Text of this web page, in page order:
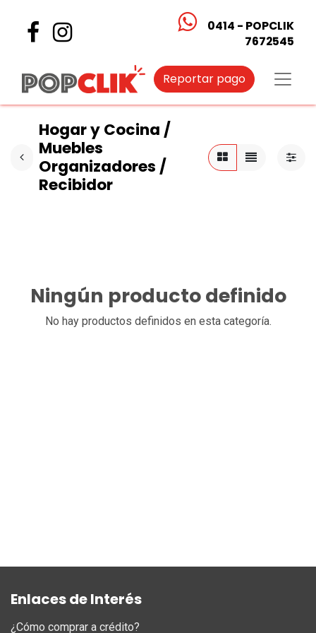
0414 - POPCLIK
7672545
Reportar pago
Hogar y Cocina /
Muebles
Organizadores /
Recibidor
Ningún producto definido
No hay productos definidos en esta categoría.
Enlaces de Interés
¿Cómo comprar a crédito?